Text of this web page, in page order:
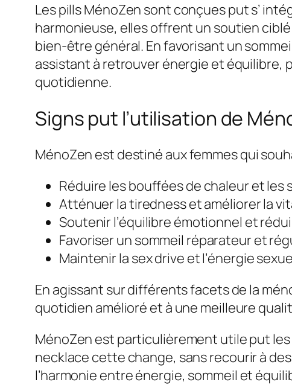
Les pills MénoZen sont conçues put s’
harmonieuse, elles offrent un soutien
bien-être général. En favorisant un
assistant à retrouver énergie et équilibre,
quotidienne.
Signs put l’utilisation de
MénoZen est destiné aux femmes qui
Réduire les bouffées de chaleur et les
Atténuer la tiredness et améliorer la
Soutenir l’équilibre émotionnel et
Favoriser un sommeil réparateur et
Maintenir la sex drive et l’énergie
En agissant sur différents facets de la
quotidien amélioré et à une meilleure
MénoZen est particulièrement utile put
necklace cette change, sans recourir à
l’harmonie entre énergie, sommeil et